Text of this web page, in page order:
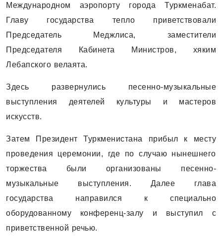
Международном аэропорту города Туркменабат.
Главу государства тепло приветствовали
Председатель Меджлиса, заместители
Председателя Кабинета Министров, хяким
Лебапского велаята.
Здесь развернулись песенно-музыкальные
выступления деятелей культуры и мастеров
искусств.
Затем Президент Туркменистана прибыл к месту
проведения церемонии, где по случаю нынешнего
торжества были организованы песенно-
музыкальные выступления. Далее глава
государства направился к специально
оборудованному конференц-залу и выступил с
приветственной речью.